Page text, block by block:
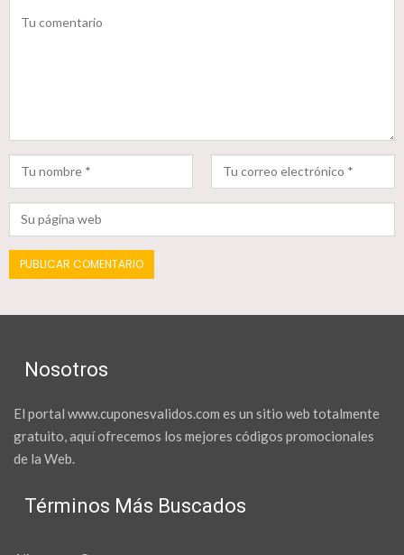
Nosotros
El portal www.cuponesvalidos.com es un sitio web totalmente
gratuito, aquí ofrecemos los mejores códigos promocionales
de la Web.
Términos Más Buscados